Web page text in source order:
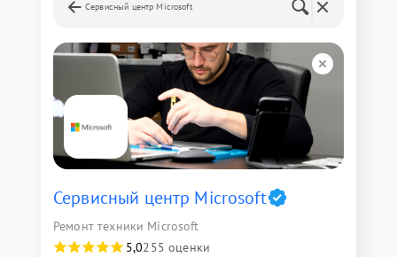
Сервисный центр Microsoft
Сервисный центр Microsoft
Ремонт техники Microsoft
5,0255 оценки